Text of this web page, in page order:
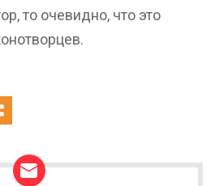
то очевидно, что это